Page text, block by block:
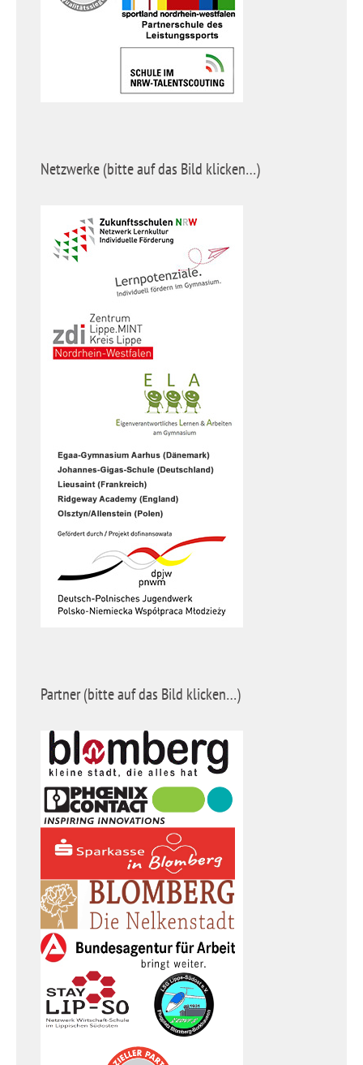
Netzwerke (bitte auf das Bild klicken…)
Partner (bitte auf das Bild klicken…)